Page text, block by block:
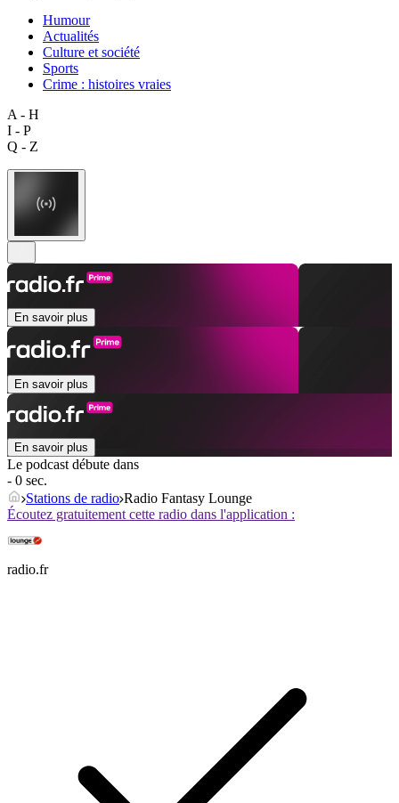
Humour
Actualités
Culture et société
Sports
Crime : histoires vraies
A - H
I - P
Q - Z
En savoir plus
En savoir plus
En savoir plus
Le podcast débute dans
- 0 sec.
Stations de radio Radio Fantasy Lounge
Écoutez gratuitement cette radio dans l'application :
radio.fr